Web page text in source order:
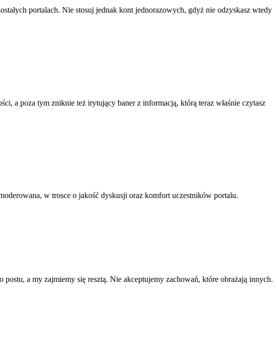
portalach. Nie stosuj jednak kont jednorazowych, gdyż nie odzyskasz wtedy
a poza tym zniknie też irytujący baner z informacją, którą teraz właśnie czytasz
w trosce o jakość dyskusji oraz komfort uczestników portalu.
a my zajmiemy się resztą. Nie akceptujemy zachowań, które obrażają innych.